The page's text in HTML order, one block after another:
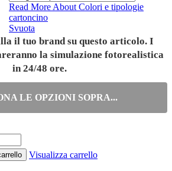
Read More About Colori e tipologie
cartoncino
Svuota
il tuo brand su questo articolo. I
la simulazione fotorealistica
in 24/48 ore.
LE OPZIONI SOPRA...
Visualizza carrello